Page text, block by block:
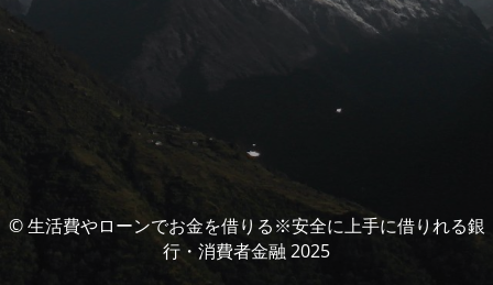
© 生活費やローンでお金を借りる※安全に上手に借りれる銀
行・消費者金融 2025